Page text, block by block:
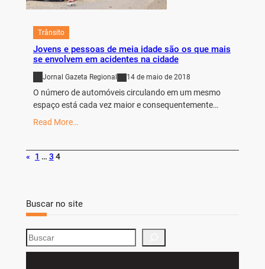
Trânsito
Jovens e pessoas de meia idade são os que mais
se envolvem em acidentes na cidade
Jornal Gazeta Regional 14 de maio de 2018
O número de automóveis circulando em um mesmo
espaço está cada vez maior e consequentemente…
Read More…
« 1 … 3 4
Buscar no site
S
e